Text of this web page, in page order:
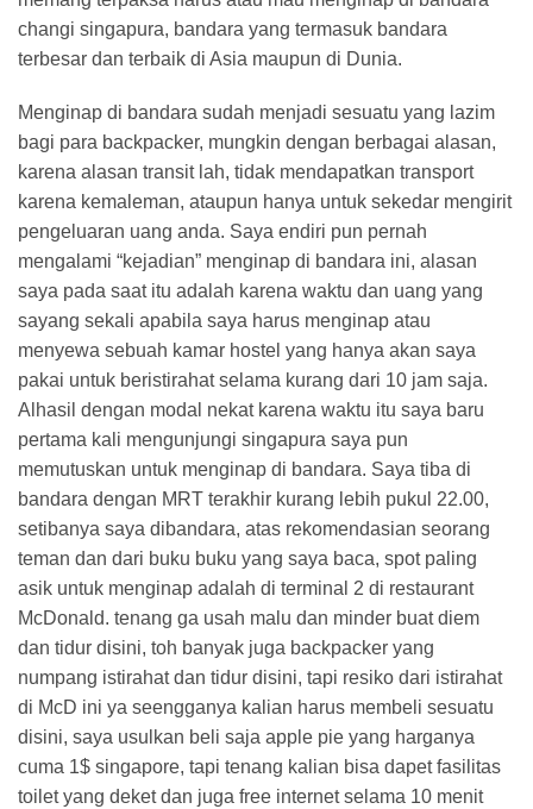
changi singapura, bandara yang termasuk bandara
terbesar dan terbaik di Asia maupun di Dunia.
Menginap di bandara sudah menjadi sesuatu yang lazim
bagi para backpacker, mungkin dengan berbagai alasan,
karena alasan transit lah, tidak mendapatkan transport
karena kemaleman, ataupun hanya untuk sekedar mengirit
pengeluaran uang anda. Saya endiri pun pernah
mengalami “kejadian” menginap di bandara ini, alasan
saya pada saat itu adalah karena waktu dan uang yang
sayang sekali apabila saya harus menginap atau
menyewa sebuah kamar hostel yang hanya akan saya
pakai untuk beristirahat selama kurang dari 10 jam saja.
Alhasil dengan modal nekat karena waktu itu saya baru
pertama kali mengunjungi singapura saya pun
memutuskan untuk menginap di bandara. Saya tiba di
bandara dengan MRT terakhir kurang lebih pukul 22.00,
setibanya saya dibandara, atas rekomendasian seorang
teman dan dari buku buku yang saya baca, spot paling
asik untuk menginap adalah di terminal 2 di restaurant
McDonald. tenang ga usah malu dan minder buat diem
dan tidur disini, toh banyak juga backpacker yang
numpang istirahat dan tidur disini, tapi resiko dari istirahat
di McD ini ya seengganya kalian harus membeli sesuatu
disini, saya usulkan beli saja apple pie yang harganya
cuma 1$ singapore, tapi tenang kalian bisa dapet fasilitas
toilet yang deket dan juga free internet selama 10 menit